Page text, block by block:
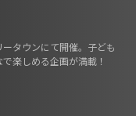
タウンにて開催。子ども
楽しめる企画が満載！